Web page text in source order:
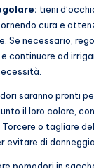
tieni
cura e
Se necessario,
continuare ad
saranno pronti
il loro colore,
o tagliare
di